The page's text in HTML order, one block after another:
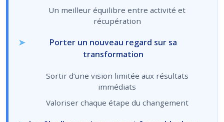
Un meilleur équilibre entre activité et
récupération
Porter un nouveau regard sur sa
transformation
Sortir d’une vision limitée aux résultats
immédiats
Valoriser chaque étape du changement